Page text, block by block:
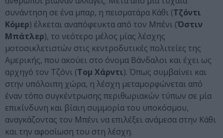
συνάντηση σε ένα μπαρ, η πεισματάρα Κάθι (Τζόντι
Κόμερ) έλκεται αναπόφευκτα από τον Μπένι (Όστιν
Μπάτλερ), το νεότερο μέλος μίας λέσχης
μοτοσικλετιστών στις κεντροδυτικές πολιτείες της
Αμερικής, που ακούει στο όνομα Βάνδαλοι και έχει ως
αρχηγό τον Τζόνι (Τομ Χάρντι). Όπως συμβαίνει και
στην υπόλοιπη χώρα, η λέσχη μεταμορφώνεται από
έναν τόπο συγκέντρωσης περιθωριακών τύπων σε μία
επικίνδυνη και βίαιη συμμορία του υποκόσμου,
αναγκάζοντας τον Μπένι να επιλέξει ανάμεσα στην Κάθι
και την αφοσίωση του στη λέσχη.